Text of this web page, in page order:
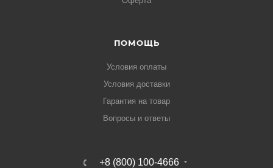
ПОМОЩЬ
Условия оплаты
Условия доставки
Гарантия на товар
Вопросы и ответы
+8 (800) 100-4666